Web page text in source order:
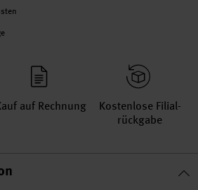
auf Rechnung
Kosten­lose Filial­
rückgabe